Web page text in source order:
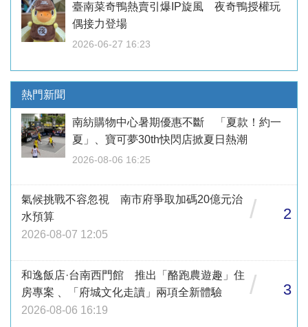
臺南菜奇鴨熱賣引爆IP旋風 夜奇鴨授權玩
偶接力登場
2026-06-27 16:23
熱門新聞
南紡購物中心暑期優惠不斷 「夏款！約一
夏」、寶可夢30th快閃店掀夏日熱潮
2026-08-06 16:25
氣候挑戰不容忽視 南市府爭取加碼20億元治
水預算
2026-08-07 12:05
/ 2
和逸飯店·台南西門館 推出「酪跑農遊趣」住
房專案 、「府城文化走讀」兩項全新體驗
2026-08-06 16:19
/ 3